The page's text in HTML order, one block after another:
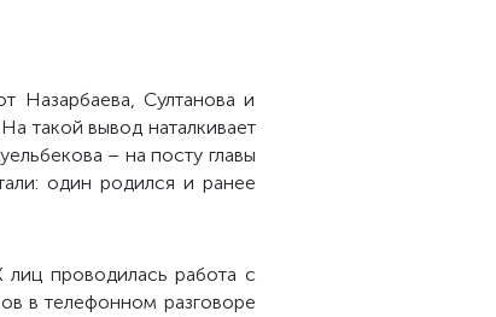
Назарбаева, Султанова и
такой вывод наталкивает
– на посту главы
один родился и ранее
проводилась работа с
в телефонном разговоре